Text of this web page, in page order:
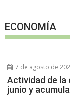
ECONOMÍA
7 de agosto de
Actividad de
junio y